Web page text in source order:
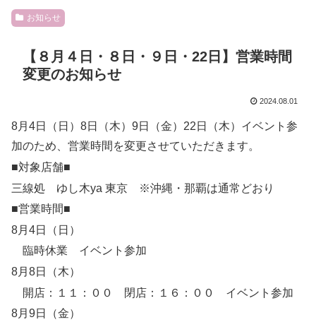
お知らせ
【８月４日・８日・９日・22日】営業時間
変更のお知らせ
2024.08.01
8月4日（日）8日（木）9日（金）22日（木）イベント参
加のため、営業時間を変更させていただきます。
■対象店舗■
三線処 ゆし木ya 東京 ※沖縄・那覇は通常どおり
■営業時間■
8月4日（日）
臨時休業 イベント参加
8月8日（木）
開店：１１：００ 閉店：１６：００ イベント参加
8月9日（金）